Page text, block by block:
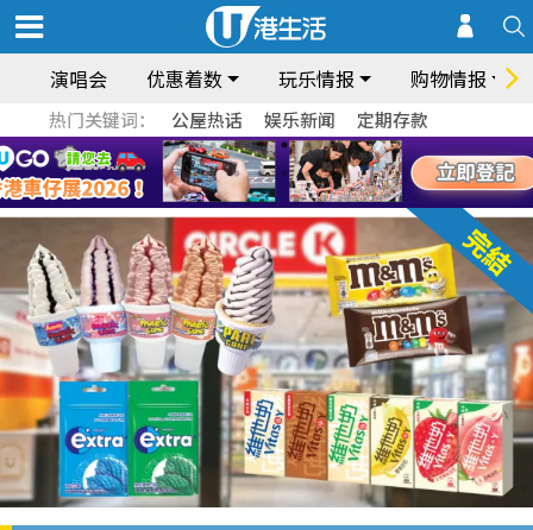
演唱会 优惠着数 玩乐情报 购物情报
热门关键词： 公屋热话 娱乐新闻 定期存款